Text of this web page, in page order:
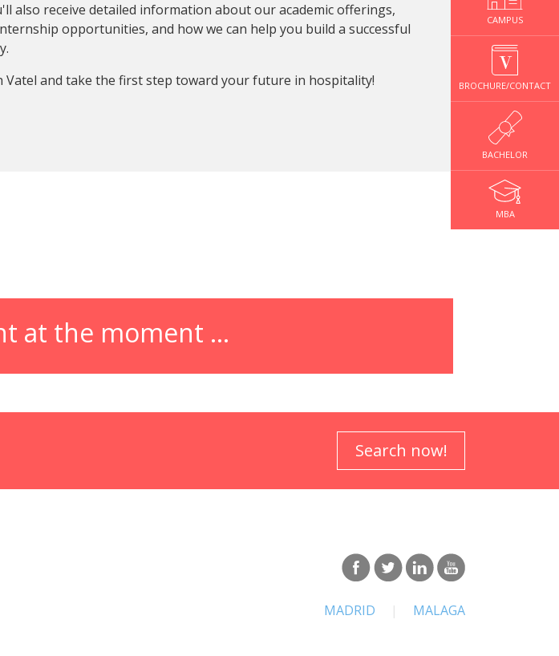
CAMPUS
BROCHURE/CONTACT
BACHELOR
MBA
also receive detailed information about our academic offerings,
opportunities, and how we can help you build a successful
Vatel and take the first step toward your future in hospitality!
at the moment ...
Search now!
MADRID | MALAGA